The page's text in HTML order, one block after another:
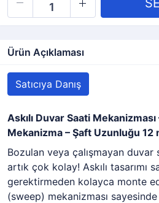
Ürün Açıklaması
Satıcıya Danış
Askılı Duvar Saati
Mekanizma – Şaft Uzunluğu 12
Bozulan veya çalışmayan
artık çok kolay! Askılı tasarımı
gerektirmeden kolayca monte
(sweep) mekanizması